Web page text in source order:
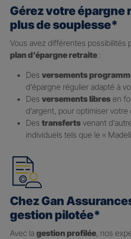
Gérez votre épargne
plus de souplesse*
Vous avez différentes possibilités
plan d’épargne retraite :
Des versements
d’épargne régulier adapté à
Des versements libres en
d’argent, pour optimiser votre
Des transferts venant
individuels tels que le «
Chez Gan
gestion pilotée*
Avec la gestion profilée, nos